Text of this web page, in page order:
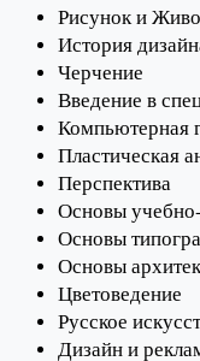
Рисунок и
История
Черчение
Введение в
Компьютерная
Пластическая
Перспектива
Основы учебно-
Основы
Основы
Цветоведение
Русское
Дизайн и